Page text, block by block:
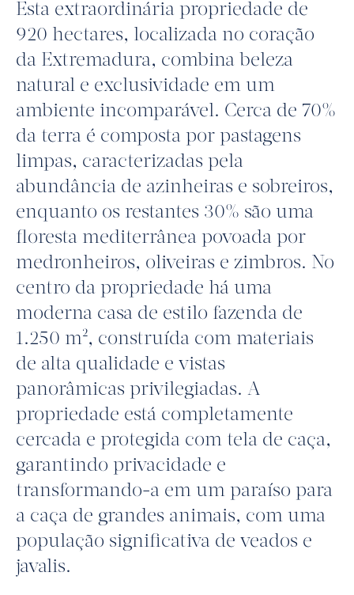
Esta extraordinária propriedade de
920 hectares, localizada no coração
da Extremadura, combina beleza
natural e exclusividade em um
ambiente incomparável. Cerca de 70%
da terra é composta por pastagens
limpas, caracterizadas pela
abundância de azinheiras e sobreiros,
enquanto os restantes 30% são uma
floresta mediterrânea povoada por
medronheiros, oliveiras e zimbros. No
centro da propriedade há uma
moderna casa de estilo fazenda de
1.250 m², construída com materiais
de alta qualidade e vistas
panorâmicas privilegiadas. A
propriedade está completamente
cercada e protegida com tela de caça,
garantindo privacidade e
transformando-a em um paraíso para
a caça de grandes animais, com uma
população significativa de veados e
javalis.